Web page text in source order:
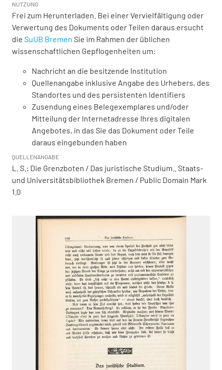
NUTZUNG
Frei zum Herunterladen. Bei einer Vervielfältigung oder
Verwertung des Dokuments oder Teilen daraus ersucht
die SuUB Bremen Sie im Rahmen der üblichen
wissenschaftlichen Gepflogenheiten um:
Nachricht an die besitzende Institution
Quellenangabe inklusive Angabe des Urhebers, des
Standortes und des persistenten Identifiers
Zusendung eines Belegexemplares und/oder
Mitteilung der Internetadresse Ihres digitalen
Angebotes, in das Sie das Dokument oder Teile
daraus eingebunden haben
QUELLENANGABE
L. S.: Die Grenzboten / Das juristische Studium.. Staats-
und Universitätsbibliothek Bremen / Public Domain Mark
1.0